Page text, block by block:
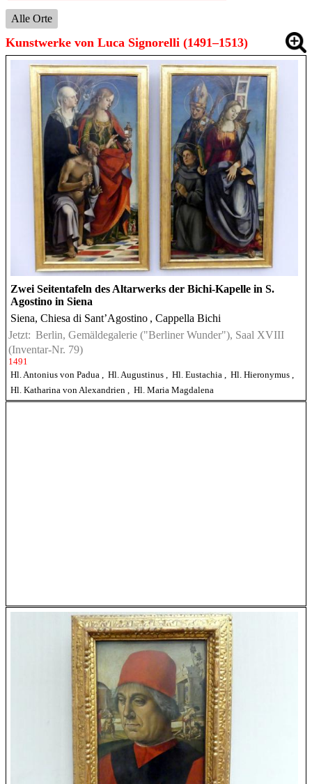
Alle Orte
Kunstwerke von Luca Signorelli (1491–1513)
Zwei Seitentafeln des Altarwerks der Bichi-Kapelle in S.
Agostino in Siena
Siena, Chiesa di Sant’Agostino , Cappella Bichi
Jetzt: Berlin, Gemäldegalerie ("Berliner Wunder"), Saal XVIII
(Inventar-Nr. 79)
1491
Hl. Antonius von Padua
Hl. Augustinus Hl. Eustachia Hl. Hieronymus
Hl. Katharina von Alexandrien
Hl. Maria Magdalena